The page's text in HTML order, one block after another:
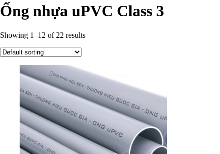
Ống nhựa uPVC Class 3
Showing 1–12 of 22 results